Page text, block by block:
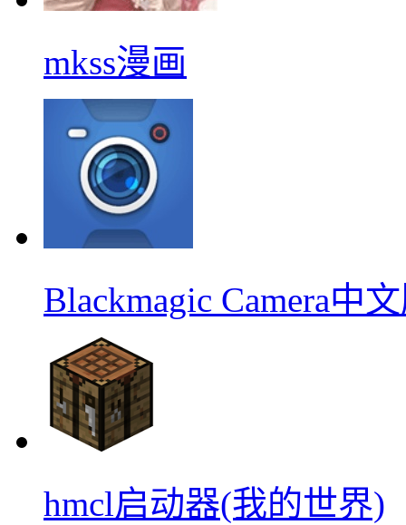
mkss漫画
Blackmagic Camera中
hmcl启动器(我的世界)